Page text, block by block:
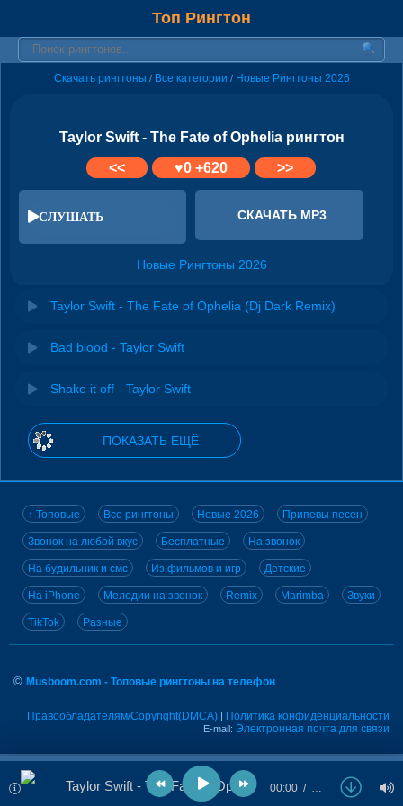
Топ Рингтон
Скачать рингтоны / Все категории / Новые Рингтоны 2026
Taylor Swift - The Fate of Ophelia рингтон
<<
♥0+620 >>
СЛУШАТЬ СКАЧАТЬ MP3
Новые Рингтоны 2026
Taylor Swift - The Fate of Ophelia (Dj Dark Remix)
Bad blood - Taylor Swift
Shake it off - Taylor Swift
ПОКАЗАТЬ ЕЩЁ
↑ Топовые Все рингтоны Новые 2026 Припевы песен
Звонок на любой вкус Бесплатные На звонок
На будильник и смс Из фильмов и игр Детские
На iPhone Мелодии на звонок Remix Marimba Звуки
TikTok Разные
© Musboom.com - Топовые рингтоны на телефон
Правообладателям/Copyright(DMCA) | Политика конфиденциальности
E-mail: Электронная почта для связи
Taylor Swift - The Fate of Ophelia 00:00 …